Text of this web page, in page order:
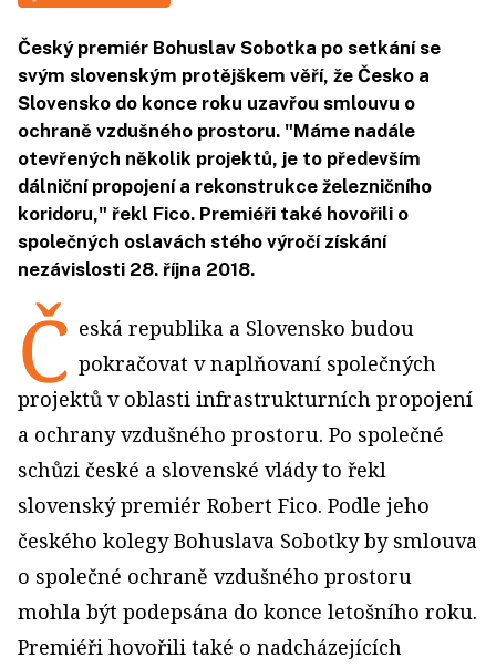
Český premiér Bohuslav Sobotka po setkání se
svým slovenským protějškem věří, že Česko a
Slovensko do konce roku uzavřou smlouvu o
ochraně vzdušného prostoru. "Máme nadále
otevřených několik projektů, je to především
dálniční propojení a rekonstrukce železničního
koridoru," řekl Fico. Premiéři také hovořili o
společných oslavách stého výročí získání
nezávislosti 28. října 2018.
Č eská republika a Slovensko budou
pokračovat v naplňovaní společných
projektů v oblasti infrastrukturních propojení
a ochrany vzdušného prostoru. Po společné
schůzi české a slovenské vlády to řekl
slovenský premiér Robert Fico. Podle jeho
českého kolegy Bohuslava Sobotky by smlouva
o společné ochraně vzdušného prostoru
mohla být podepsána do konce letošního roku.
Premiéři hovořili také o nadcházejících